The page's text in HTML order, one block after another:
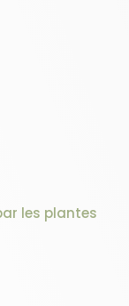
les plantes